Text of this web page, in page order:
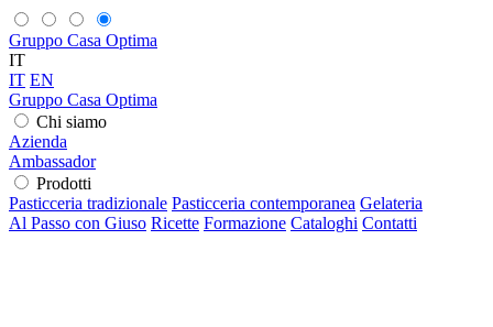
Gruppo Casa Optima
IT
IT EN
Gruppo Casa Optima
Chi siamo
Azienda
Ambassador
Prodotti
Pasticceria tradizionale Pasticceria contemporanea Gelateria
Al Passo con Giuso Ricette Formazione Cataloghi Contatti